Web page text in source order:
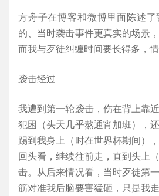
方舟子在博客和微博里面陈述
的、当时袭击事件更真实的场景
而我与歹徒纠缠时间要长得多，情
袭击经过
我遭到第一轮袭击，伤在背上靠
犯困（头天几乎熬通宵加班），
踢到我身上（时在世界杯期间）
回头看，继续往前走，直到头上
击。从后来情况看，当时歹徒第
筋对准我后脑要害猛砸，只是我